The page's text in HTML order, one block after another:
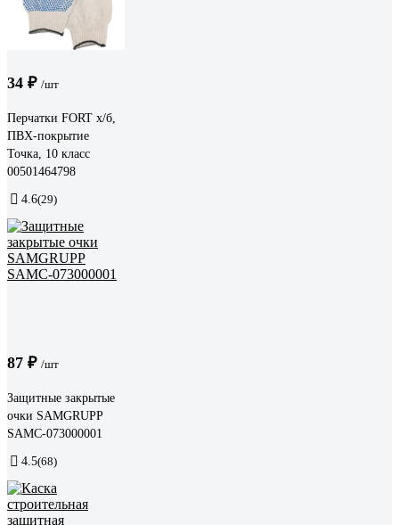
34 ₽ /шт
Перчатки FORT х/б,
ПВХ-покрытие
Точка, 10 класс
00501464798
4.6(29)
87 ₽ /шт
Защитные закрытые
очки SAMGRUPP
SAMC-073000001
4.5(68)